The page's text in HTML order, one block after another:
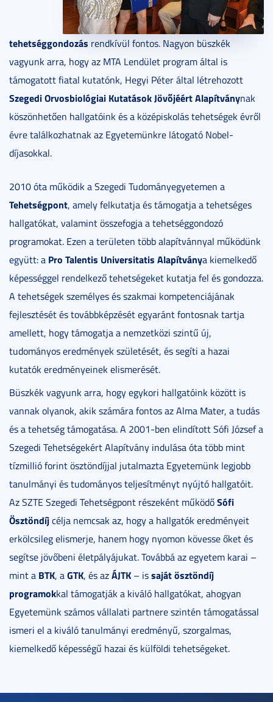
tehetséggondozás rendkívül fontos. Nagyon büszkék
vagyunk arra, hogy az MTA Lendület program által is
támogatott fiatal kutatónk, Hegyi Péter által létrehozott
Szegedi Orvosbiológiai Kutatások Jövőjéért Alapítványnak
köszönhetően hallgatóink és a középiskolás tehetségek évről
évre találkozhatnak az Egyetemünkre látogató Nobel-
díjasokkal.
2010 óta működik a Szegedi Tudományegyetemen a
Tehetségpont, amely felkutatja és támogatja a tehetséges
hallgatókat, valamint összefogja a tehetséggondozó
programokat. Ezen a területen több alapítvánnyal működünk
együtt: a Pro Talentis Universitatis Alapítványa kiemelkedő
képességgel rendelkező tehetségeket kutatja fel és gondozza.
A tehetségek személyes és szakmai kompetenciájának
fejlesztését és továbbképzését egyaránt fontosnak tartja
amellett, hogy támogatja a nemzetközi szintű új,
tudományos eredmények születését, és segíti a hazai
kutatók eredményeinek elismerését.
Büszkék vagyunk arra, hogy egykori hallgatóink között is
vannak olyanok, akik számára fontos az Alma Mater, a tudás
és a tehetség támogatása. A 2001-ben elindított Sófi József a
Szegedi Tehetségekért Alapítvány indulása óta több mint
tízmillió forint ösztöndíjjal jutalmazta Egyetemünk legjobb
tanulmányi és tudományos teljesítményt nyújtó hallgatóit.
Az SZTE Szegedi Tehetségpont részeként működőSófi
Ösztöndíjcélja nemcsak az, hogy a hallgatók eredményeit
erkölcsileg elismerje, hanem hogy nyomon kövesse őket és
segítse jövőbeni életpályájukat. Továbbá az egyetem karai –
mint a BTK, aGTK, és azÁJTK – issaját ösztöndíj
programokkal támogatják a kiváló hallgatókat, ahogyan
Egyetemünk számos vállalati partnere szintén támogatással
ismeri el a kiváló tanulmányi eredményű, szorgalmas,
kiemelkedő képességű hazai és külföldi tehetségeket.